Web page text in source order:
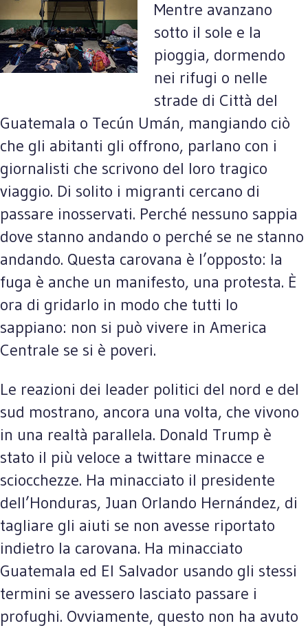
Mentre avanzano
sotto il sole e la
pioggia, dormendo
nei rifugi o nelle
strade di Città del
Guatemala o Tecún Umán, mangiando ciò
che gli abitanti gli offrono, parlano con i
giornalisti che scrivono del loro tragico
viaggio. Di solito i migranti cercano di
passare inosservati. Perché nessuno sappia
dove stanno andando o perché se ne stanno
andando. Questa carovana è l’opposto: la
fuga è anche un manifesto, una protesta. È
ora di gridarlo in modo che tutti lo
sappiano: non si può vivere in America
Centrale se si è poveri.
Le reazioni dei leader politici del nord e del
sud mostrano, ancora una volta, che vivono
in una realtà parallela. Donald Trump è
stato il più veloce a twittare minacce e
sciocchezze. Ha minacciato il presidente
dell’Honduras, Juan Orlando Hernández, di
tagliare gli aiuti se non avesse riportato
indietro la carovana. Ha minacciato
Guatemala ed El Salvador usando gli stessi
termini se avessero lasciato passare i
profughi. Ovviamente, questo non ha avuto